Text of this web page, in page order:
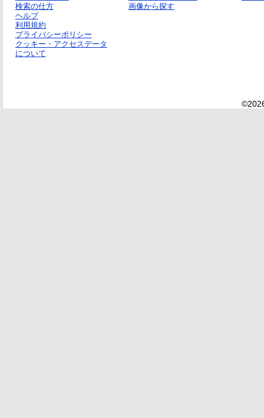
検索の仕方
ヘルプ
利用規約
プライバシーポリシー
クッキー・アクセスデータ
について
画像から探す